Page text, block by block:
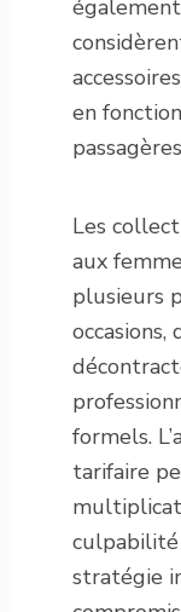
en
Les
aux
plusieurs
occasions,
formels.
tarifaire
culpabilité
stratégie